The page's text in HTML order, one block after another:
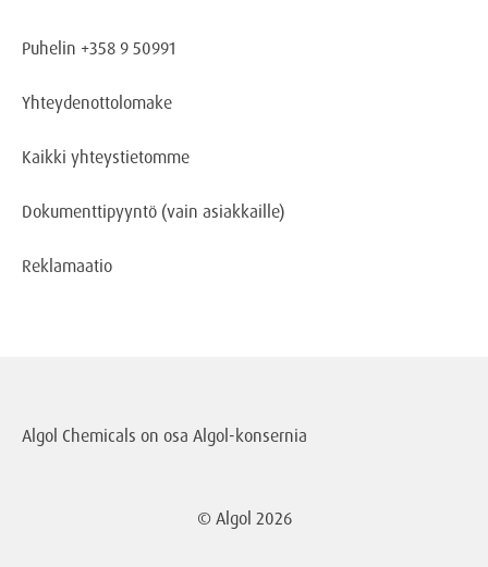
Puhelin +358 9 50991
Yhteydenottolomake
Kaikki yhteystietomme
Dokumenttipyyntö (vain asiakkaille)
Reklamaatio
Algol Chemicals on osa Algol-konsernia
© Algol 2026